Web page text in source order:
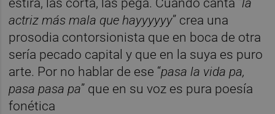
estira, las corta, las pega. Cuando canta “la
actriz más mala que hayyyyyy” crea una
prosodia contorsionista que en boca de otra
sería pecado capital y que en la suya es puro
arte. Por no hablar de ese “pasa la vida pa,
pasa pasa pa” que en su voz es pura poesía
fonética